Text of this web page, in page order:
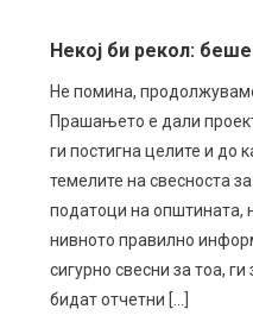
Некој би рекол:
Не помина,
Прашањето е дали
ги постигна целите и до
темелите на свесноста
податоци на општината,
нивното правилно
сигурно свесни за тоа,
бидат отчетни […]